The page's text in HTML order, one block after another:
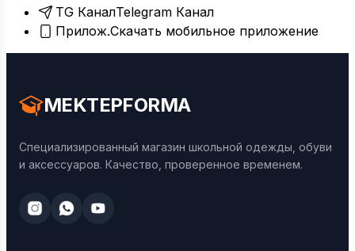
TG КаналTelegram Канал
Прилож.Скачать мобильное приложение
MEKTEPFORMA
Специализированный магазин школьной одежды, обуви
и аксессуаров. Качество, проверенное временем.